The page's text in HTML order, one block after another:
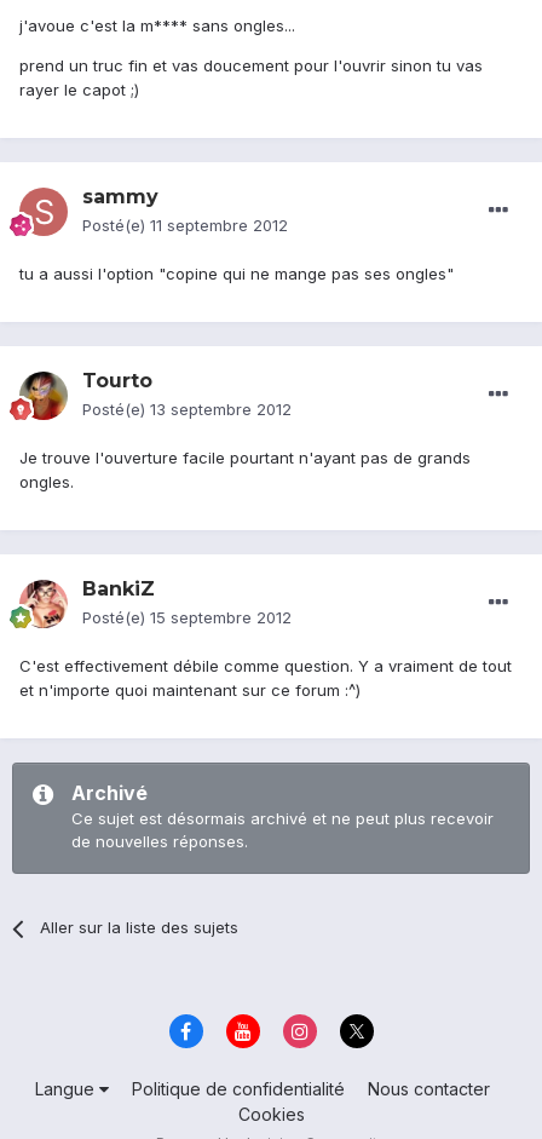
j'avoue c'est la m**** sans ongles...
prend un truc fin et vas doucement pour l'ouvrir sinon tu vas
rayer le capot ;)
sammy
Posté(e) 11 septembre 2012
tu a aussi l'option "copine qui ne mange pas ses ongles"
Tourto
Posté(e) 13 septembre 2012
Je trouve l'ouverture facile pourtant n'ayant pas de grands
ongles.
BankiZ
Posté(e) 15 septembre 2012
C'est effectivement débile comme question. Y a vraiment de tout
et n'importe quoi maintenant sur ce forum :^)
Archivé
Ce sujet est désormais archivé et ne peut plus recevoir
de nouvelles réponses.
Aller sur la liste des sujets
Langue Politique de confidentialité
Nous contacter
Cookies